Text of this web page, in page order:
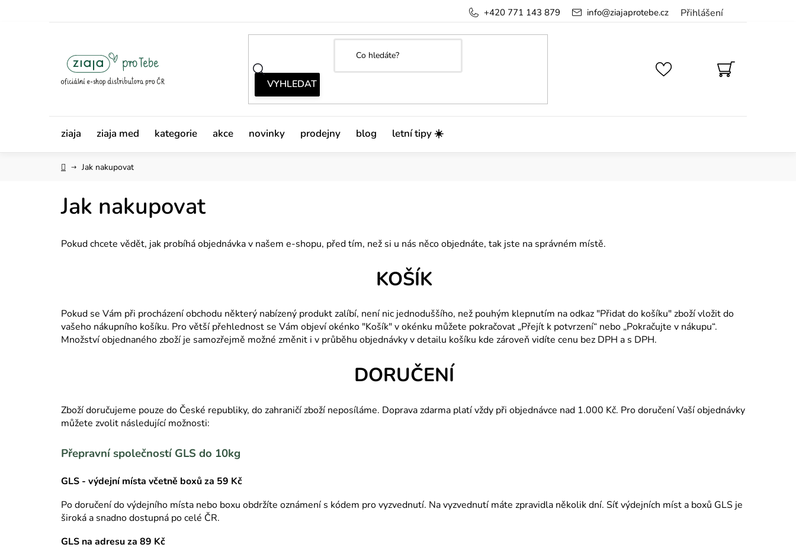
Přihlášení
info@ziajaprotebe.cz
+420 771 143 879
NÁKUPNÍ
KOŠÍK
ziaja ziaja med kategorie akce novinky prodejny blog letní tipy ☀️
DomůJak nakupovat
Jak nakupovat
Pokud chcete vědět, jak probíhá objednávka v našem e-shopu, před tím, než si u nás něco objednáte, tak jste na správném místě.
KOŠÍK
Pokud se Vám při procházení obchodu některý nabízený produkt zalíbí, není nic jednoduššího, než pouhým klepnutím na odkaz "Přidat do košíku" zboží vložit do
vašeho nákupního košíku. Pro větší přehlednost se Vám objeví okénko "Košík" v okénku můžete pokračovat „Přejít k potvrzení“ nebo „Pokračujte v nákupu“.
Množství objednaného zboží je samozřejmě možné změnit i v průběhu objednávky v detailu košíku kde zároveň vidíte cenu bez DPH a s DPH.
DORUČENÍ
Zboží doručujeme pouze do České republiky, do zahraničí zboží neposíláme. Doprava zdarma platí vždy při objednávce nad 1.000 Kč. Pro doručení Vaší objednávky
můžete zvolit následující možnosti:
Přepravní společnostíGLSdo 10kg
GLS - výdejní místa včetně boxů za 59 Kč
Po doručení do výdejního místa nebo boxu obdržíte oznámení s kódem pro vyzvednutí. Na vyzvednutí máte zpravidla několik dní. Síť výdejních míst a boxů GLS je
široká a snadno dostupná po celé ČR.
GLS na adresu za 89 Kč